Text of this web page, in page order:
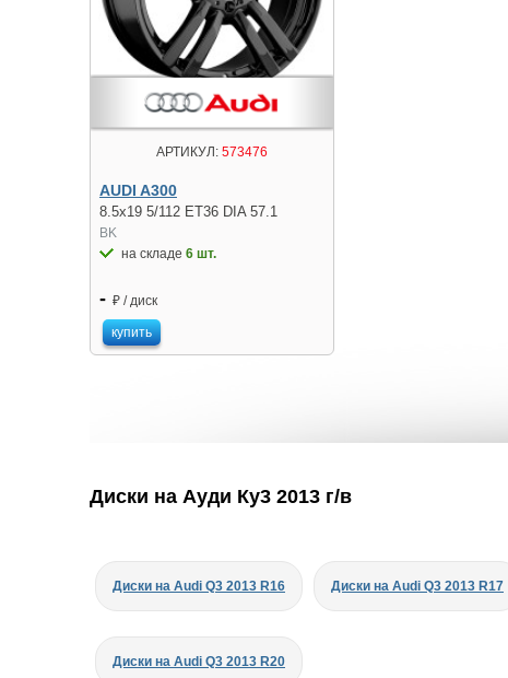
АРТИКУЛ:573476
AUDI A300
8.5x19 5/112 ET36 DIA 57.1
BK
на складе 6 шт.
- ₽ / диск
купить
Диски на Ауди Ку3 2013 г/в
Диски на Audi Q3 2013 R16 Диски на Audi Q3 2013 R17
Диски на Audi Q3 2013 R20